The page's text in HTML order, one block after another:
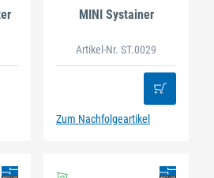
MINI Systainer
Artikel-Nr. ST.0029
Zum Nachfolgeartikel